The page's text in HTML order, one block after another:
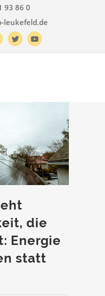
93 86 0
leukefeld.de
die
Energie
statt